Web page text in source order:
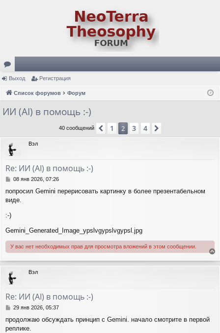
ор
ум
ы
Выход Регистрация
Список форумов Форум
ИИ (AI) в помощь :-)
40 сообщений Пред.
1 2 3 4
Вэл
Re: ИИ (AI) в помощь :-)
С
о
б
е
и
08 янв 2026, 07:26
попросил Gemini перерисовать картинку в более презентабельном
виде.
:-)
Gemini_Generated_Image_ypslvgypslvgypsl.jpg
У вас нет необходимых прав для просмотра вложений в этом сообщении.
е
р
Вэл
Re: ИИ (AI) в помощь :-)
С
о
б
29 янв 2026, 05:37
продолжаю обсуждать принцип с Gemini. начало смотрите в первой
реплике.